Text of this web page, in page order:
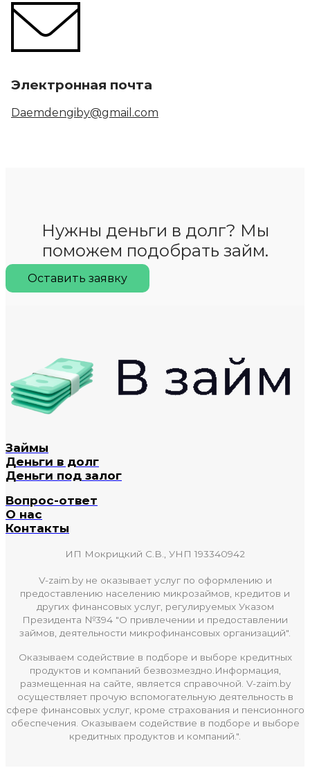
Электронная почта
Daemdengiby@gmail.com
Нужны деньги в долг? Мы
поможем подобрать займ.
Оставить заявку
Займы
Деньги в долг
Деньги под залог
Вопрос-ответ
О нас
Контакты
ИП Мокрицкий С.В., УНП 193340942
V-zaim.by не оказывает услуг по оформлению и
предоставлению населению микрозаймов, кредитов и
других финансовых услуг, регулируемых Указом
Президента №394 "О привлечении и предоставлении
займов, деятельности микрофинансовых организаций".
Оказываем содействие в подборе и выборе кредитных
продуктов и компаний безвозмездно.Информация,
размещенная на сайте, является справочной. V-zaim.by
осуществляет прочую вспомогательную деятельность в
сфере финансовых услуг, кроме страхования и пенсионного
обеспечения. Оказываем содействие в подборе и выборе
кредитных продуктов и компаний.".